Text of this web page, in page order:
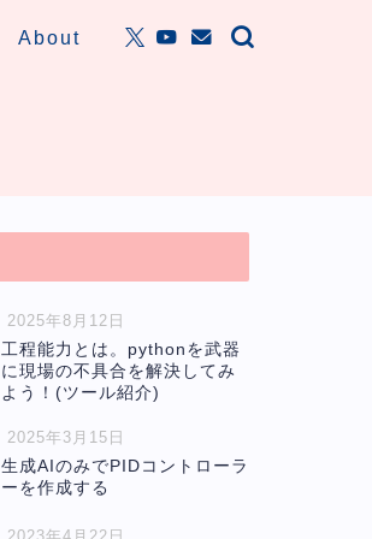
About
2025年8月12日
工程能力とは。pythonを武器
に現場の不具合を解決してみ
よう！(ツール紹介)
2025年3月15日
生成AIのみでPIDコントローラ
ーを作成する